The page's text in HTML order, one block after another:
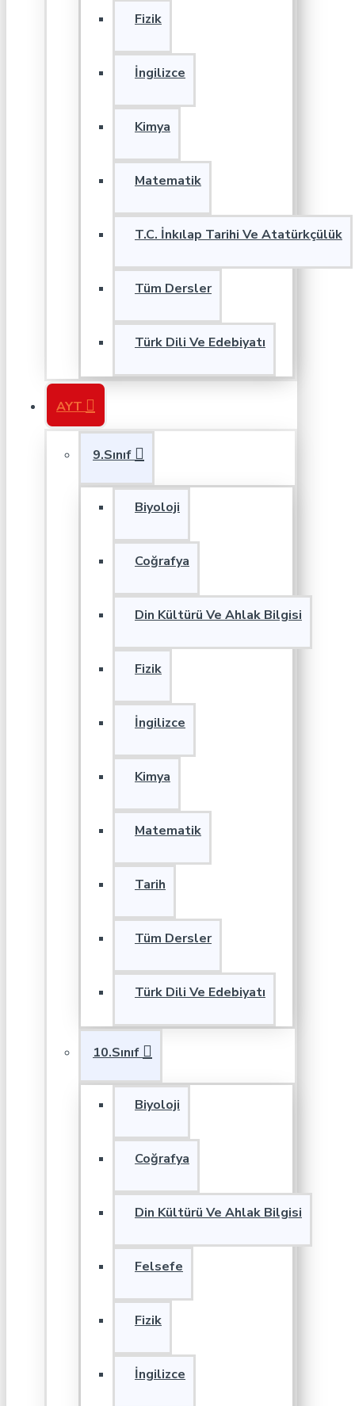
Fizik
İngilizce
Kimya
Matematik
T.C. İnkılap Tarihi Ve Atatürkçülük
Tüm Dersler
Türk Dili Ve Edebiyatı
AYT
9.Sınıf
Biyoloji
Coğrafya
Din Kültürü Ve Ahlak Bilgisi
Fizik
İngilizce
Kimya
Matematik
Tarih
Tüm Dersler
Türk Dili Ve Edebiyatı
10.Sınıf
Biyoloji
Coğrafya
Din Kültürü Ve Ahlak Bilgisi
Felsefe
Fizik
İngilizce